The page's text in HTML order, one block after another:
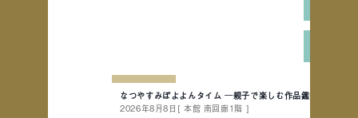
なつやすみぽよよんタイム ─親子で楽しむ作品鑑賞会─
2026年8月8日 [ 本館 南回廊1階 ]